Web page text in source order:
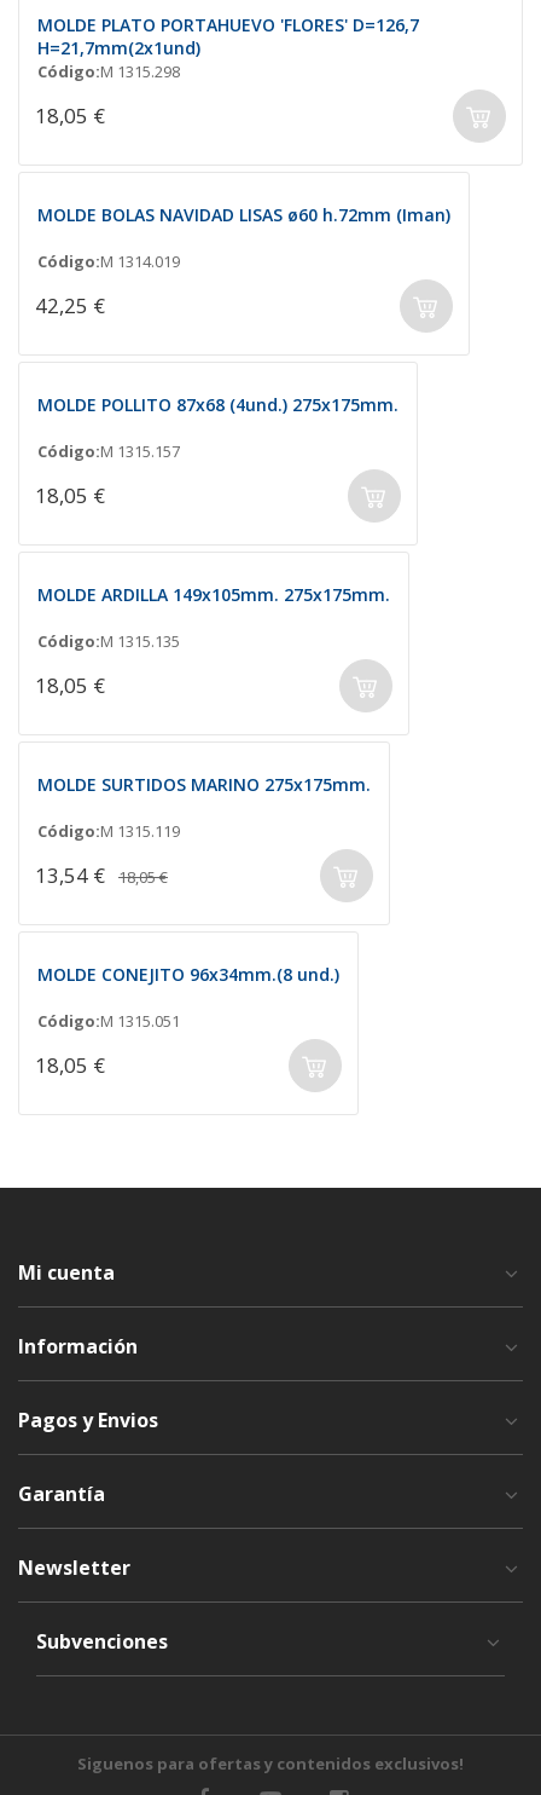
MOLDE PLATO PORTAHUEVO 'FLORES' D=126,7
H=21,7mm(2x1und)
Código:M 1315.298
18,05 €
MOLDE BOLAS NAVIDAD LISAS ø60 h.72mm (Iman)
Código:M 1314.019
42,25 €
MOLDE POLLITO 87x68 (4und.) 275x175mm.
Código:M 1315.157
18,05 €
MOLDE ARDILLA 149x105mm. 275x175mm.
Código:M 1315.135
18,05 €
MOLDE SURTIDOS MARINO 275x175mm.
Código:M 1315.119
13,54 € 18,05 €
MOLDE CONEJITO 96x34mm.(8 und.)
Código:M 1315.051
18,05 €
Mi cuenta
Información
Pagos y Envios
Garantía
Newsletter
Subvenciones
Siguenos para ofertas y contenidos exclusivos!